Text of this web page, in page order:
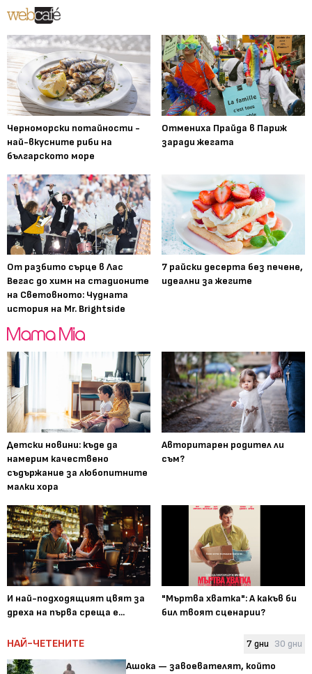
Черноморски потайности -
най-вкусните риби на
българското море
Отмениха Прайда в Париж
заради жегата
От разбито сърце в Лас
Вегас до химн на стадионите
на Световното: Чудната
история на Mr. Brightside
7 райски десерта без печене,
идеални за жегите
Детски новини: къде да
намерим качествено
съдържание за любопитните
малки хора
Авторитарен родител ли
съм?
И най-подходящият цвят за
дреха на първа среща е...
"Мъртва хватка": А какъв би
бил твоят сценарии?
НАЙ-ЧЕТЕНИТЕ 7 дни 30 дни
Ашока — завоевателят, който